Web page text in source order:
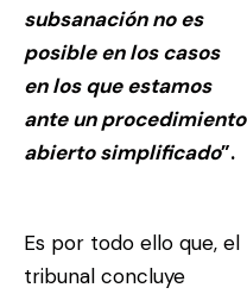
subsanación no es
posible en los casos
en los que estamos
ante un procedimiento
abierto simplificado”.
Es por todo ello que, el
tribunal concluye